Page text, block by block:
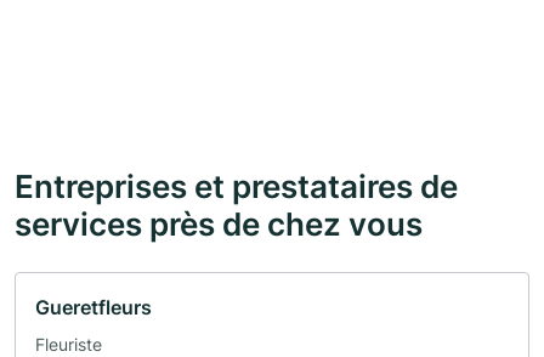
Entreprises et prestataires de
services près de chez vous
Gueretfleurs
Fleuriste